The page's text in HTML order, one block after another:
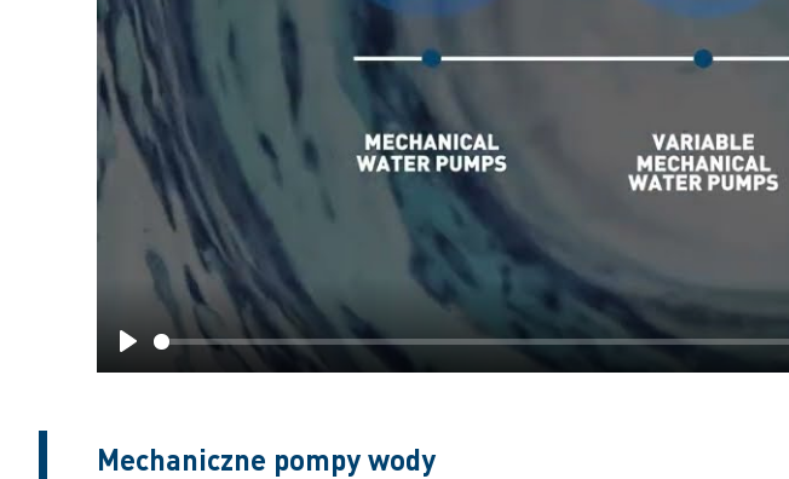
Play
Mechaniczne pompy wody